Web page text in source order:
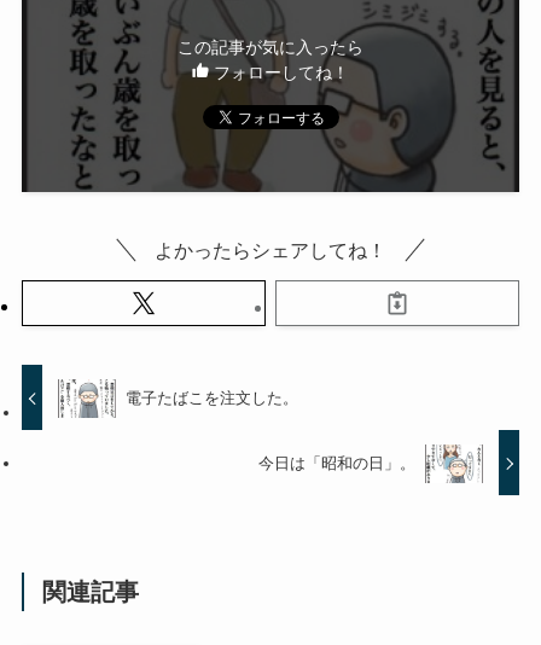
この記事が気に入ったら
フォローしてね！
よかったらシェアしてね！
電子たばこを注文した。
今日は「昭和の日」。
関連記事